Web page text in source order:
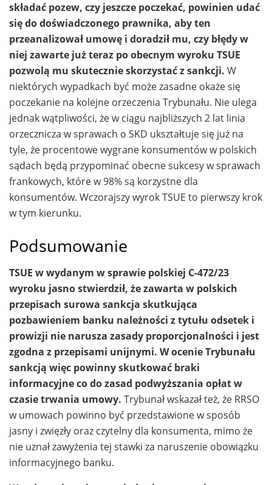
składać pozew, czy jeszcze poczekać, powinien udać
się do doświadczonego prawnika, aby ten
przeanalizował umowę i doradził mu, czy błędy w
niej zawarte już teraz po obecnym wyroku TSUE
pozwolą mu skutecznie skorzystać z sankcji. W
niektórych wypadkach być może zasadne okaże się
poczekanie na kolejne orzeczenia Trybunału. Nie ulega
jednak wątpliwości, że w ciągu najbliższych 2 lat linia
orzecznicza w sprawach o SKD ukształtuje się już na
tyle, że procentowe wygrane konsumentów w polskich
sądach będą przypominać obecne sukcesy w sprawach
frankowych, które w 98% są korzystne dla
konsumentów. Wczorajszy wyrok TSUE to pierwszy krok
w tym kierunku.
Podsumowanie
TSUE w wydanym w sprawie polskiej C-472/23
wyroku jasno stwierdził, że zawarta w polskich
przepisach surowa sankcja skutkująca
pozbawieniem banku należności z tytułu odsetek i
prowizji nie narusza zasady proporcjonalności i jest
zgodna z przepisami unijnymi. W ocenie Trybunału
sankcją więc powinny skutkować braki
informacyjne co do zasad podwyższania opłat w
czasie trwania umowy. Trybunał wskazał też, że RRSO
w umowach powinno być przedstawione w sposób
jasny i zwięzły oraz czytelny dla konsumenta, mimo że
nie uznał zawyżenia tej stawki za naruszenie obowiązku
informacyjnego banku.